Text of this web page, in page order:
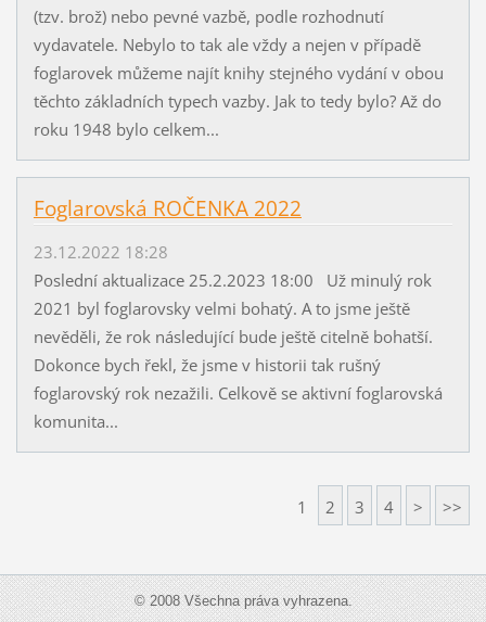
(tzv. brož) nebo pevné vazbě, podle rozhodnutí
vydavatele. Nebylo to tak ale vždy a nejen v případě
foglarovek můžeme najít knihy stejného vydání v obou
těchto základních typech vazby. Jak to tedy bylo? Až do
roku 1948 bylo celkem...
Foglarovská ROČENKA 2022
23.12.2022 18:28
Poslední aktualizace 25.2.2023 18:00 Už minulý rok
2021 byl foglarovsky velmi bohatý. A to jsme ještě
nevěděli, že rok následující bude ještě citelně bohatší.
Dokonce bych řekl, že jsme v historii tak rušný
foglarovský rok nezažili. Celkově se aktivní foglarovská
komunita...
1 2 3 4 > >>
© 2008 Všechna práva vyhrazena.